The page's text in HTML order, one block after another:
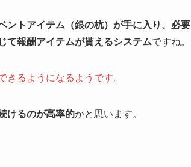
ントアイテム（銀の杭）が手に入り、必要
て報酬アイテムが貰えるシステムですね。
るようになるようです。
けるのが高率的かと思います。